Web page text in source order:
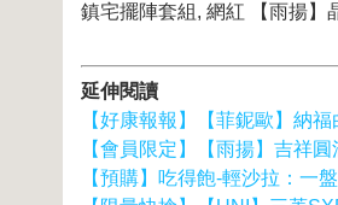
鎮宅擺陣套組, 網紅 【雨揚】
延伸閱讀
【好康報報】【菲鈮歐】納
【會員限定】【雨揚】吉祥
【預購】吃得飽-輕沙拉：一